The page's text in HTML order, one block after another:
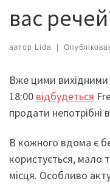
вас
автор Lida |
Вже цими вихідними
18:00 відбудеться
продати непотрібні
В кожного вдома є
користується, мало
місця. Особливо